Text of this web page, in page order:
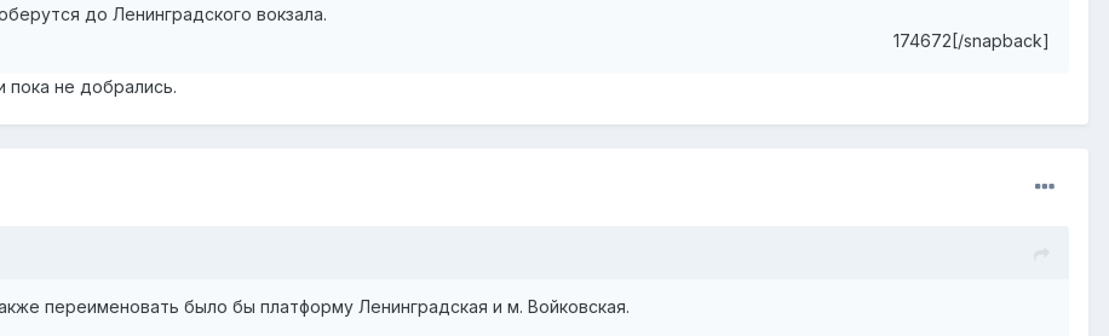
до Ленинградского вокзала.
174672[/snapback]
не добрались.
переименовать было бы платформу Ленинградская и м. Войковская.